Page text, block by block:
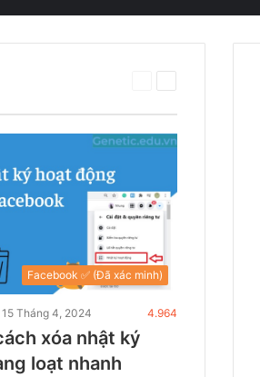
theo
Facebook ✅ (Đã xác minh)
15 Tháng 4, 2024 4.964
xóa nhật ký
loạt nhanh